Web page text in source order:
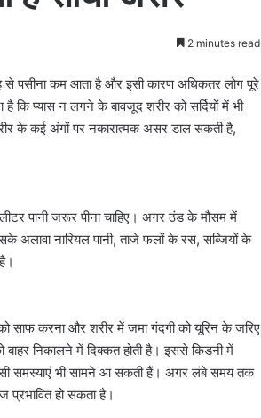
2 minutes read
से पसीना कम आता है और इसी कारण अधिकतर लोग पूरे
है कि प्यास न लगने के बावजूद शरीर को सर्दियों में भी
शरीर के कई अंगों पर नकारात्मक असर डाल सकती है,
पानी जरूर पीना चाहिए। अगर ठंड के मौसम में
अलावा नारियल पानी, ताजे फलों के रस, सब्जियों के
साफ करना और शरीर में जमा गंदगी को यूरिन के जरिए
बाहर निकालने में दिक्कत होती है। इससे किडनी में
समस्याएं भी सामने आ सकती हैं। अगर लंबे समय तक
प्रभावित हो सकता है।